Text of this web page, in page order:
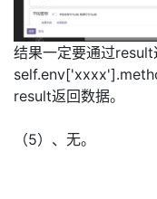
结果一定要通过
result返回数据。
（5）、无。